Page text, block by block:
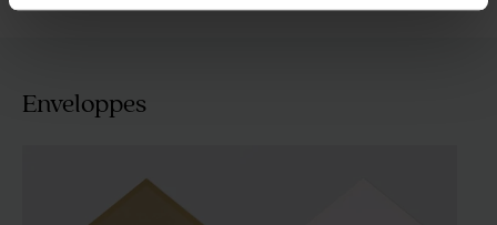
Enveloppes